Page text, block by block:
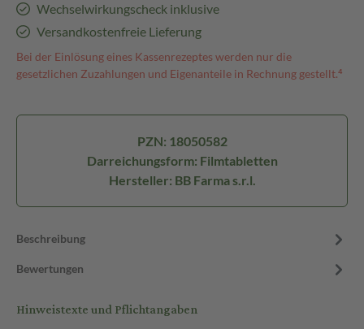
Wechselwirkungscheck inklusive
Versandkostenfreie Lieferung
Bei der Einlösung eines Kassenrezeptes werden nur die
gesetzlichen Zuzahlungen und Eigenanteile in Rechnung gestellt.⁴
PZN: 18050582
Darreichungsform: Filmtabletten
Hersteller: BB Farma s.r.l.
Beschreibung
Bewertungen
Hinweistexte und Pflichtangaben